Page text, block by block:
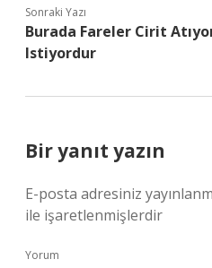
Sonraki Yazı
Burada Fareler Cirit
Istiyordur
Bir yanıt yazın
E-posta adresiniz
ile işaretlenmişlerdir
Yorum